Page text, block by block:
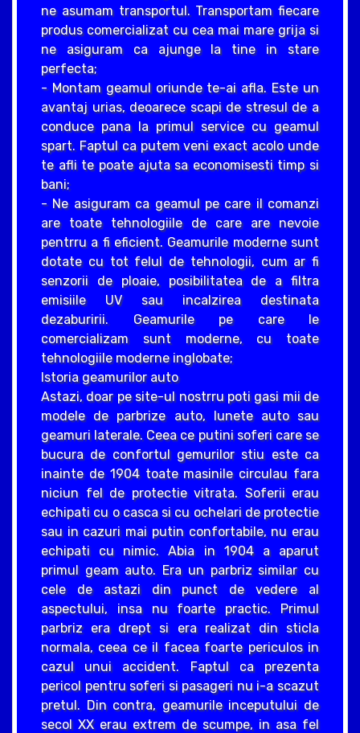
ne asumam transportul. Transportam fiecare
produs comercializat cu cea mai mare grija si
ne asiguram ca ajunge la tine in stare
perfecta;
- Montam geamul oriunde te-ai afla. Este un
avantaj urias, deoarece scapi de stresul de a
conduce pana la primul service cu geamul
spart. Faptul ca putem veni exact acolo unde
te afli te poate ajuta sa economisesti timp si
bani;
- Ne asiguram ca geamul pe care il comanzi
are toate tehnologiile de care are nevoie
pentrru a fi eficient. Geamurile moderne sunt
dotate cu tot felul de tehnologii, cum ar fi
senzorii de ploaie, posibilitatea de a filtra
emisiile UV sau incalzirea destinata
dezaburirii. Geamurile pe care le
comercializam sunt moderne, cu toate
tehnologiile moderne inglobate;
Istoria geamurilor auto
Astazi, doar pe site-ul nostrru poti gasi mii de
modele de parbrize auto, lunete auto sau
geamuri laterale. Ceea ce putini soferi care se
bucura de confortul gemurilor stiu este ca
inainte de 1904 toate masinile circulau fara
niciun fel de protectie vitrata. Soferii erau
echipati cu o casca si cu ochelari de protectie
sau in cazuri mai putin confortabile, nu erau
echipati cu nimic. Abia in 1904 a aparut
primul geam auto. Era un parbriz similar cu
cele de astazi din punct de vedere al
aspectului, insa nu foarte practic. Primul
parbriz era drept si era realizat din sticla
normala, ceea ce il facea foarte periculos in
cazul unui accident. Faptul ca prezenta
pericol pentru soferi si pasageri nu i-a scazut
pretul. Din contra, geamurile inceputului de
secol XX erau extrem de scumpe, in asa fel